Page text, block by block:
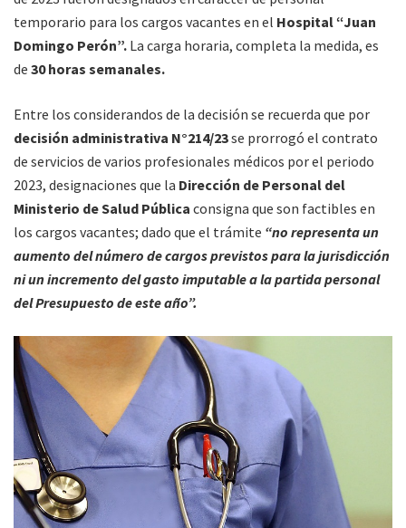
temporario para los cargos vacantes en el Hospital “Juan
Domingo Perón”. La carga horaria, completa la medida, es
de 30 horas semanales.
Entre los considerandos de la decisión se recuerda que por
decisión administrativa N°214/23se prorrogó el contrato
de servicios de varios profesionales médicos por el periodo
2023, designaciones que la Dirección de Personal del
Ministerio de Salud Pública consigna que son factibles en
los cargos vacantes; dado que el trámite “no representa un
aumento del número de cargos previstos para la jurisdicción
ni un incremento del gasto imputable a la partida personal
del Presupuesto de este año”.